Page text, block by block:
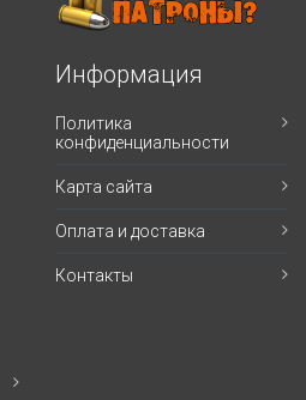
Информация
Политика
конфиденциальности
Карта сайта
Оплата и доставка
Контакты